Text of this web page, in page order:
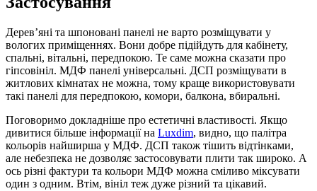
Дерев’яні та шпоновані панелі не варто розміщувати у
вологих приміщеннях. Вони добре підійдуть для кабінету,
спальні, вітальні, передпокою. Те саме можна сказати про
гіпсовініл. МДФ панелі універсальні. ДСП розміщувати в
житлових кімнатах не можна, тому краще використовувати
такі панелі для передпокою, комори, балкона, вбиральні.
Поговоримо докладніше про естетичні властивості. Якщо
дивитися більше інформації на Luxdim, видно, що палітра
кольорів найширша у МДФ. ДСП також тішить відтінками,
але небезпека не дозволяє застосовувати плити так широко. А
ось різні фактури та кольори МДФ можна сміливо міксувати
один з одним. Втім, вініл теж дуже різний та цікавий.